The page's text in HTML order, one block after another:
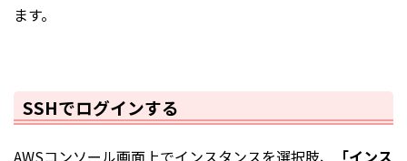
ます。
SSHでログインする
AWSコンソール画面上でインスタンスを選択肢、
「インス